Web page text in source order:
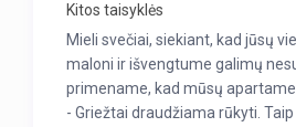
Kitos taisyklės
Mieli svečiai, siekiant, kad jūsų
maloni ir išvengtume galimų
primename, kad mūsų
- Griežtai draudžiama rūkyti.